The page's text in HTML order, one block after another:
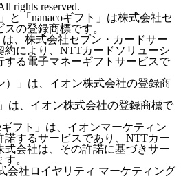
rights reserved.
と「nanacoギフト」は株式会社セ
の登録商標です。
、株式会社セブン・カードサー
約により、NTTカードソリューシ
する電子マネーギフトサービスで
」は、イオン株式会社の登録商
は、イオン株式会社の登録商標で
フト」は、イオンマーケティン
諾するサービスであり、NTTカー
式会社は、その許諾に基づきサー
。
会社ロイヤリティ マーケティング